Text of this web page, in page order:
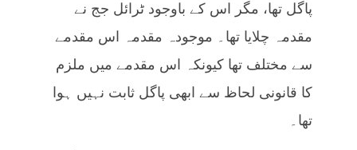
پاگل تھا، مگر اس کے باوجود ٹرائل جج نے
مقدمہ چلایا تھا۔ موجودہ مقدمہ اس مقدمے
سے مختلف تھا کیونکہ اس مقدمے میں ملزم
کا قانونی لحاظ سے ابھی پاگل ثابت نہیں ہوا
تھا۔